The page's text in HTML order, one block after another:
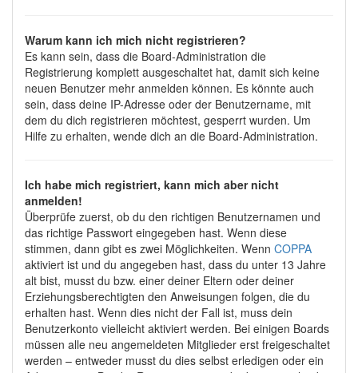
Warum kann ich mich nicht registrieren?
Es kann sein, dass die Board-Administration die
Registrierung komplett ausgeschaltet hat, damit sich keine
neuen Benutzer mehr anmelden können. Es könnte auch
sein, dass deine IP-Adresse oder der Benutzername, mit
dem du dich registrieren möchtest, gesperrt wurden. Um
Hilfe zu erhalten, wende dich an die Board-Administration.
Ich habe mich registriert, kann mich aber nicht
anmelden!
Überprüfe zuerst, ob du den richtigen Benutzernamen und
das richtige Passwort eingegeben hast. Wenn diese
stimmen, dann gibt es zwei Möglichkeiten. Wenn COPPA
aktiviert ist und du angegeben hast, dass du unter 13 Jahre
alt bist, musst du bzw. einer deiner Eltern oder deiner
Erziehungsberechtigten den Anweisungen folgen, die du
erhalten hast. Wenn dies nicht der Fall ist, muss dein
Benutzerkonto vielleicht aktiviert werden. Bei einigen Boards
müssen alle neu angemeldeten Mitglieder erst freigeschaltet
werden – entweder musst du dies selbst erledigen oder ein